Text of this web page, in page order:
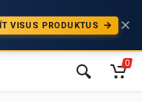
VISUS PRODUKTUS
0